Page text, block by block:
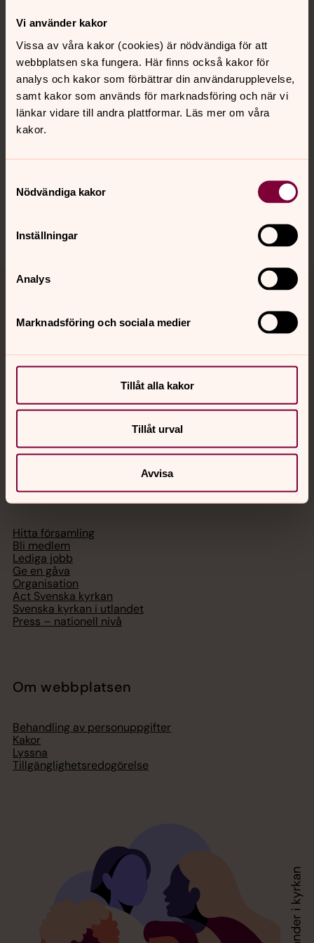
Vi använder kakor
Vissa av våra kakor (cookies) är nödvändiga för att
webbplatsen ska fungera. Här finns också kakor för
analys och kakor som förbättrar din användarupplevelse,
samt kakor som används för marknadsföring och när vi
länkar vidare till andra plattformar. Läs mer om våra
kakor.
Nödvändiga kakor
Inställningar
Analys
Marknadsföring och sociala medier
Tillåt alla kakor
Tillåt urval
Avvisa
Kalender
Hitta snabbt
Sociala kanaler
Akut samtals- och krisstöd. Prata eller chatta anonymt
Digitalt brev
Svenska kyrkan
Hitta församling
Bli medlem
Lediga jobb
Ge en gåva
Organisation
Act Svenska kyrkan
Svenska kyrkan i utlandet
Press – nationell nivå
Om webbplatsen
Behandling av personuppgifter
Kakor
Lyssna
Tillgänglighetsredogörelse